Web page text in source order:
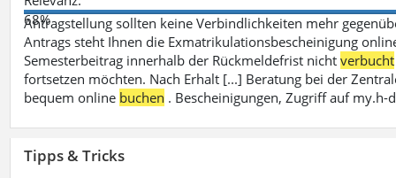
68%
Antragstellung sollten keine Verbindlichkeiten mehr
Antrags steht Ihnen die Exmatrikulationsbescheinigung
Semesterbeitrag innerhalb der Rückmeldefrist nichtverbucht
fortsetzen möchten. Nach Erhalt [...] Beratung bei der
bequem online buchen . Bescheinigungen, Zugriff auf
Tipps & Tricks